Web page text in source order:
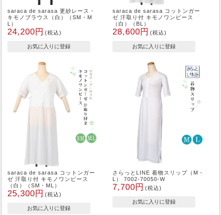
saraca de sarasa 更紗レース・
キモノブラウス（白）（SM・M
L）
24,200円 (税込)
saraca de sarasa コットンガー
ゼ 汗取り付 キモノワンピース
（白）（BL）
28,600円 (税込)
saraca de sarasa コットンガー
ゼ 汗取り付 キモノワンピース
（白）（SM・ML）
25,300円 (税込)
さらっとLINE 着物スリップ（M・
L） 7002-70050-W
7,700円 (税込)